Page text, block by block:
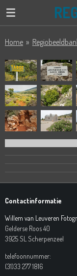
Ga
de
Home »
Contactinformatie
Willem van Leuveren
Gelderse Roos 40
3925 SL Scherpenzeel
telefoonnummer:
(31)33 277 1816